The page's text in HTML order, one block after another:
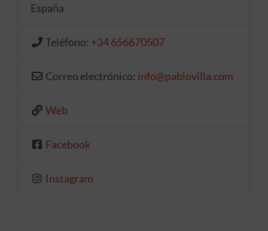
España
Teléfono: +34 656670507
Correo electrónico: info@pablovilla.com
Web
Facebook
Instagram